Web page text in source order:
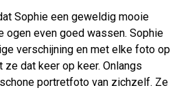
Sophie een geweldig mooie
ogen even goed wassen. Sophie
verschijning en met elke foto op
ze dat keer op keer. Onlangs
portretfoto van zichzelf. Ze